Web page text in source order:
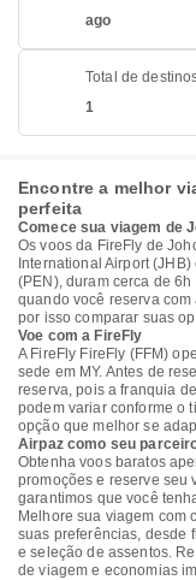
ago
Total de
1
Encontre a melhor
perfeita
Comece sua viagem de
Os voos da FireFly de
International Airport
(PEN), duram cerca de
quando você reserva
por isso comparar suas
Voe com a FireFly
A FireFly FireFly (FFM)
sede em MY. Antes de
reserva, pois a franquia
podem variar conforme o
opção que melhor se
Airpaz como seu
Obtenha voos baratos
promoções e reserve seu
garantimos que você
Melhore sua viagem com
suas preferências, desde
e seleção de assentos.
de viagem e economias